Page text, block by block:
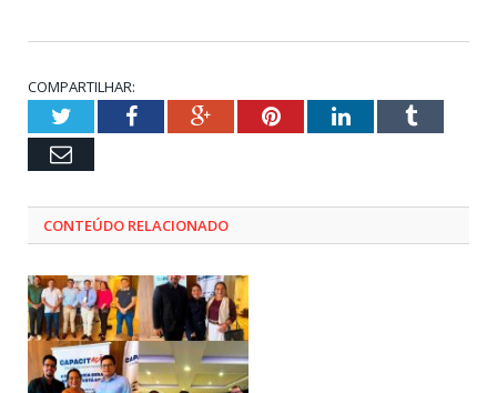
COMPARTILHAR:
TwitterFacebookGoogle+PinterestLinkedInTumblr
Email
CONTEÚDO RELACIONADO